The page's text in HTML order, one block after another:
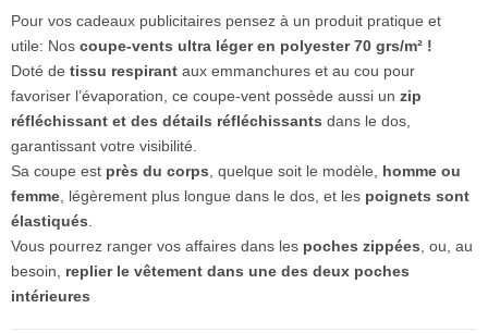
Pour vos cadeaux publicitaires pensez à un produit pratique et
utile: Nos coupe-vents ultra léger en polyester 70 grs/m² !
Doté de tissu respirantaux emmanchures et au cou pour
favoriser l’évaporation, ce coupe-vent possède aussi un zip
réfléchissant et des détails réfléchissants dans le dos,
garantissant votre visibilité.
Sa coupe est près du corps , quelque soit le modèle, homme ou
femme, légèrement plus longue dans le dos, et les poignets sont
élastiqués
Vous pourrez ranger vos affaires dans les poches zippées , ou, au
besoin, replier le vêtement dans une des deux poches
intérieures